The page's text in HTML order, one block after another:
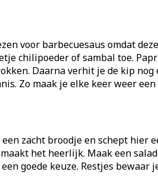
voor barbecuesaus omdat
chilipoeder of sambal toe.
Daarna verhit je de kip nog
Zo maak je elke keer weer
zacht broodje en schept hier
het heerlijk. Maak een
goede keuze. Restjes bewaar